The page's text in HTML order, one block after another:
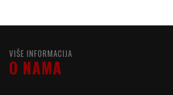
VIŠE INFORMACIJA
O NAMA